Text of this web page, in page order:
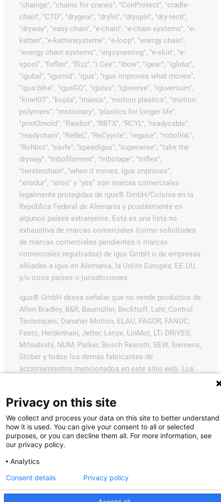
"chainge", "chains for cranes", "ConProtect", "cradle-
chain", "CTD", "drygear", "drylin", "dryspin", "dry-tech",
"dryway", "easy chain", "e-chain", "e-chain systems", "e-
ketten", "e-kettensysteme", "e-loop", "energy chain",
"energy chain systems", "enjoyneering", "e-skin", "e-
spool", "fixflex", "flizz", "i.Cee", "ibow", "igear", "iglidur",
"igubal", "igumid", "igus", "igus improves what moves",
"igus:bike", "igusGO", "igutex", "iguverse", "iguversum",
"kineKIT", "kopla", "manus", "motion plastics", "motion
polymers", "motionary", "plastics for longer life",
"print2mold", "Rawbot", "RBTX", "RCYL", "readycable",
"readychain", "ReBeL", "ReCyycle", "reguse", "robolink",
"Rohbot", "savfe", "speedigus", "superwise", "take the
dryway", "tribofilament", "tribotape", "triflex",
"twisterchain", "when it moves, igus improves",
"xirodur", "xiros" y "yes" son marcas comerciales
legalmente protegidas de igus® GmbH/Colonia en la
República Federal de Alemania y posiblemente en
algunos países extranjeros. Esta es una lista no
exhaustiva de marcas comerciales (como solicitudes
de marcas comerciales pendientes o marcas
comerciales registradas) de igus GmbH o de empresas
afiliadas a igus en Alemania, la Unión Europea, EE.UU.
y/u otros países o jurisdicciones.
igus® GmbH desea señalar que no vende productos de
Allen Bradley, B&R, Baumüller, Beckhoff, Lahr, Control
Techniques, Danaher Motion, ELAU, FAGOR, FANUC,
Festo, Heidenhain, Jetter, Lenze, LinMot, LTi DRiVES,
Mitsubishi, NUM, Parker, Bosch Rexroth, SEW, Siemens,
Stöber y todos los demás fabricantes de
accionamientos mencionados en este sitio web. Los
Privacy on this site
We collect and process your data on this site to better understand
how it is used. You can give your consent to all or selected
purposes, or you can decline them all. For more information, see
our privacy policy.
Analytics
Consent details Privacy policy